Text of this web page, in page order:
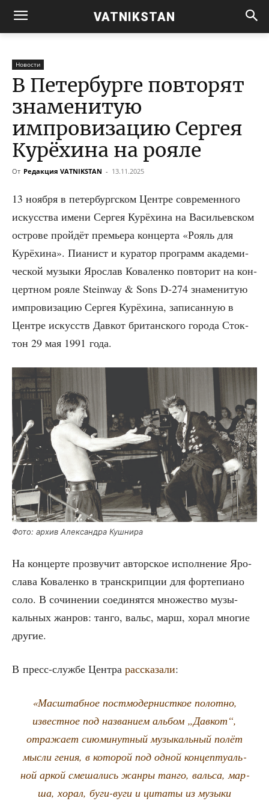
VATNIKSTAN
Новости
В Петербурге повторят
знаменитую
импровизацию Сергея
Курёхина на рояле
От Редакция VATNIKSTAN - 13.11.2025
13 нояб­ря в петер­бург­ском Цен­тре совре­мен­но­го
искус­ства име­ни Сер­гея Курё­хи­на на Васи­льев­ском
ост­ро­ве прой­дёт пре­мье­ра кон­цер­та «Рояль для
Курё­хи­на». Пиа­нист и кура­тор про­грамм ака­де­ми­
че­ской музы­ки Яро­слав Кова­лен­ко повто­рит на кон­
церт­ном роя­ле Steinway & Sons D‑274 зна­ме­ни­тую
импро­ви­за­цию Сер­гея Курё­хи­на, запи­сан­ную в
Цен­тре искусств Дав­кот бри­тан­ско­го горо­да Сток­
тон 29 мая 1991 года.
Фото: архив Алек­сандра Кушнира
На кон­цер­те про­зву­чит автор­ское испол­не­ние Яро­
сла­ва Кова­лен­ко в тран­скрип­ции для фор­те­пи­а­но
соло. В сочи­не­нии соеди­нят­ся мно­же­ство музы­
каль­ных жан­ров: тан­го, вальс, марш, хорал мно­гие
другие.
В пресс-служ­бе Цен­тра рас­ска­за­ли:
«Мас­штаб­ное пост­мо­дер­нист­кое полот­но,
извест­ное под назва­ни­ем аль­бом „Дав­кот“,
отра­жа­ет сию­ми­нут­ный музы­каль­ный полёт
мыс­ли гения, в кото­рой под одной кон­цеп­ту­аль­
ной аркой сме­ша­лись жан­ры тан­го, валь­са, мар­
ша, хорал, буги-вуги и цита­ты из музы­ки